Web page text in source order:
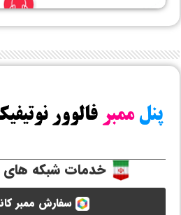
خدمات شبکه های
سفارش ممبر